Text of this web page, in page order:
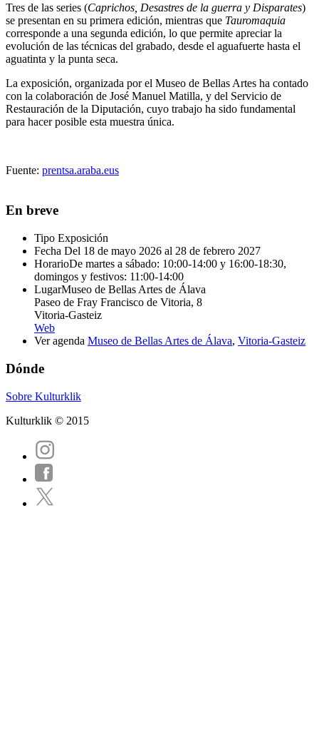
Tres de las series (Caprichos, Desastres de la guerra y Disparates)
se presentan en su primera edición, mientras que Tauromaquia
corresponde a una segunda edición, lo que permite apreciar la
evolución de las técnicas del grabado, desde el aguafuerte hasta el
aguatinta y la punta seca.
La exposición, organizada por el Museo de Bellas Artes ha contado
con la colaboración de José Manuel Matilla, y del Servicio de
Restauración de la Diputación, cuyo trabajo ha sido fundamental
para hacer posible esta muestra única.
Fuente: prentsa.araba.eus
En breve
Tipo Exposición
Fecha Del 18 de mayo 2026 al 28 de febrero 2027
HorarioDe martes a sábado: 10:00-14:00 y 16:00-18:30,
domingos y festivos: 11:00-14:00
LugarMuseo de Bellas Artes de Álava
Paseo de Fray Francisco de Vitoria, 8
Vitoria-Gasteiz
Web
Ver agenda Museo de Bellas Artes de Álava, Vitoria-Gasteiz
Dónde
Sobre Kulturklik
Kulturklik © 2015